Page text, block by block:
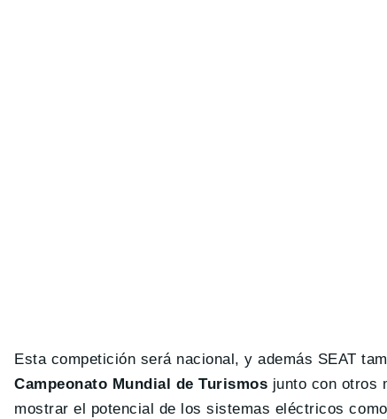
Esta competición será nacional, y además SEAT
Campeonato Mundial de Turismos junto con otros
mostrar el potencial de los sistemas eléctricos